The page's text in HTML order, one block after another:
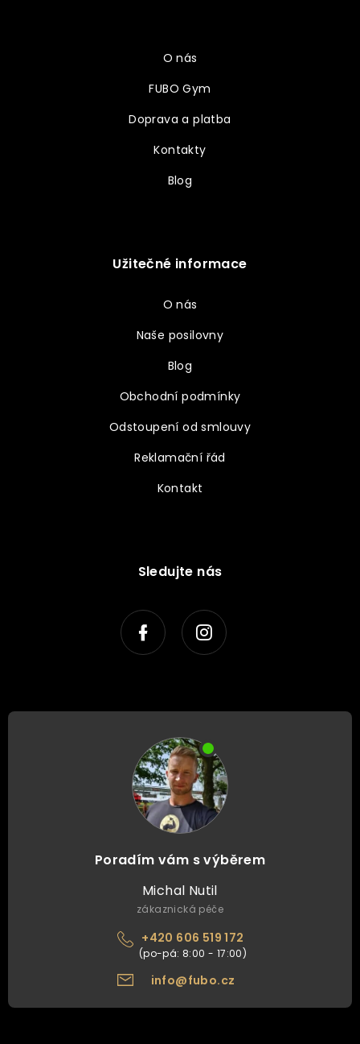
O nás
FUBO Gym
Doprava a platba
Kontakty
Blog
Užitečné informace
O nás
Naše posilovny
Blog
Obchodní podmínky
Odstoupení od smlouvy
Reklamační řád
Kontakt
Sledujte nás
Poradím vám s výběrem
Michal Nutil
zákaznická péče
+420 606 519 172
info@fubo.cz